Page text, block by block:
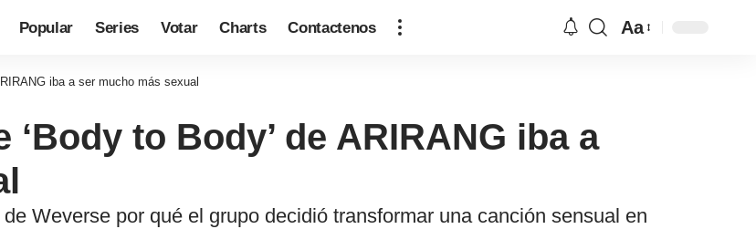
Popular Series Votar Charts Contactenos Aa
iba a ser mucho más sexual
‘Body to Body’ de ARIRANG iba a
Weverse por qué el grupo decidió transformar una canción sensual en